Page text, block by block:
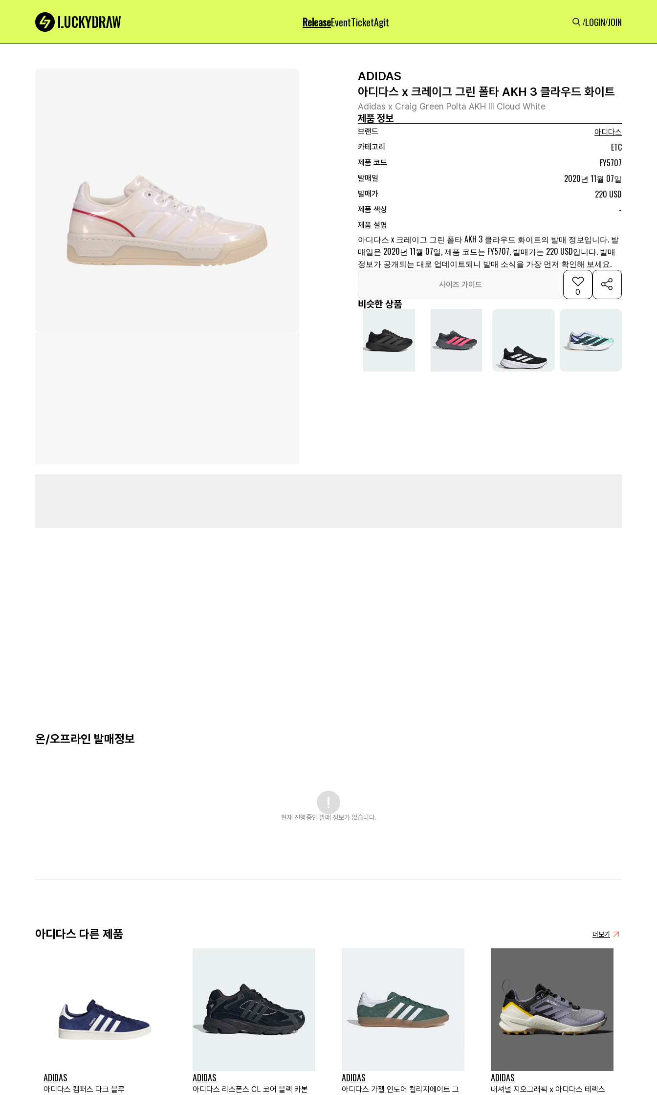
ReleaseEventTicketAgit /LOGIN/JOIN
ADIDAS
아디다스 x 크레이그 그린 폴타 AKH 3 클라우드 화이트
Adidas x Craig Green Polta AKH III Cloud White
제품 정보
브랜드
아디다스
카테고리
ETC
제품 코드 FY5707
발매일 2020년 11월 07일
발매가 220 USD
제품 색상 -
제품 설명
아디다스 x 크레이그 그린 폴타 AKH 3 클라우드 화이트의 발매 정보입니다. 발
매일은 2020년 11월 07일, 제품 코드는 FY5707, 발매가는 220 USD입니다. 발매
정보가 공개되는 대로 업데이트되니 발매 소식을 가장 먼저 확인해 보세요.
사이즈 가이드
0
비슷한 상품
온/오프라인 발매정보
현재 진행중인 발매 정보가 없습니다.
아디다스 다른 제품 더보기
ADIDAS
아디다스 캠퍼스 다크 블루
ADIDAS
아디다스 리스폰스 CL 코어 블랙 카본
ADIDAS
아디다스 가젤 인도어 컬리지에이트 그
ADIDAS
내셔널 지오그래픽 x 아디다스 테렉스